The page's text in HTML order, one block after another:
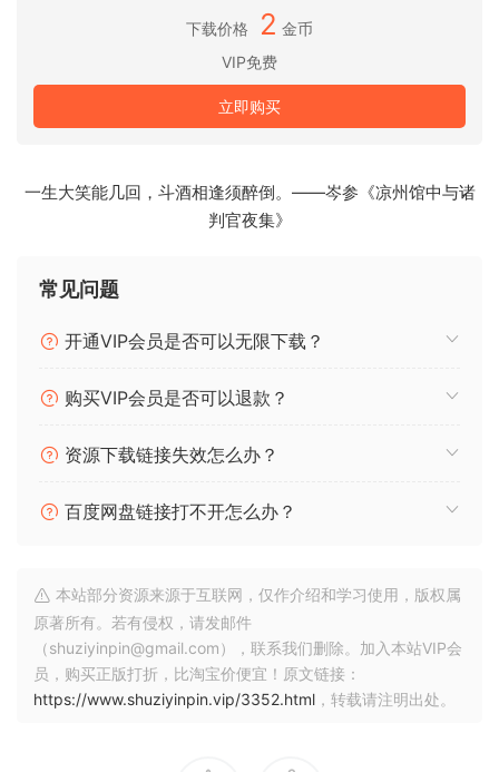
Claire Clarinet Virtuoso 基于高度直观、可演奏且富有表现力
的连奏系统。我们采样了各种不同类型的富有表现力的延音和
强烈（f-ff）的延音类型或颤音较少或更多的延音类型之间切
+ Legato Medium
+ Legato Strong 2
+ Legato Heavy Vibrato
+ Legato Marcato Expressive
– Marcato Expressive
– 第二小颤音
– 第二大颤音
– 弧线：
下载价格 2 金币
VIP免费
立即购买
一生大笑能几回，斗酒相逢须醉倒。——岑参《凉州馆中与诸
判官夜集》
常见问题
开通VIP会员是否可以无限下载？
购买VIP会员是否可以退款？
资源下载链接失效怎么办？
百度网盘链接打不开怎么办？
本站部分资源来源于互联网，仅作介绍和学习使用，版权属
原著所有。若有侵权，请发邮件
（shuziyinpin@gmail.com），联系我们删除。加入本站VIP会
员，购买正版打折，比淘宝价便宜！原文链接：
https://www.shuziyinpin.vip/3352.html ，转载请注明出处。